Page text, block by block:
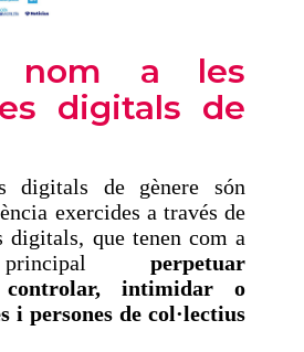
nom a les
digitals de
digitals de gènere són
exercides a través de
digitals, que tenen com a
perpetuar
controlar, intimidar o
i persones de col·lectius